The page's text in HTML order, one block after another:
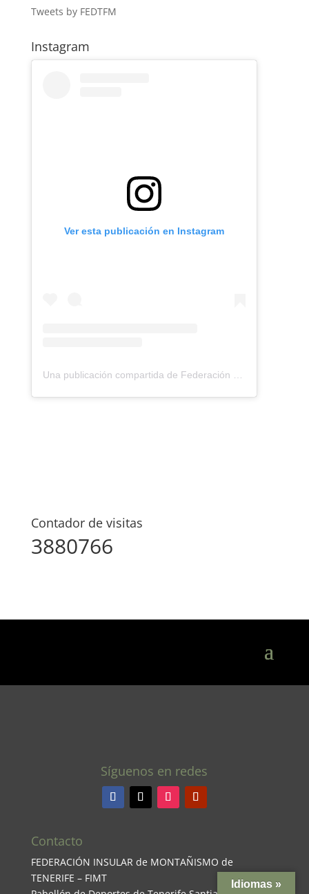
Tweets by FEDTFM
Instagram
Ver esta publicación en Instagram
Contador de visitas
3880766
Síguenos en redes
Contacto
FEDERACIÓN INSULAR de MONTAÑISMO de
TENERIFE – FIMT
Idiomas »